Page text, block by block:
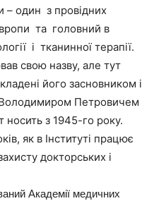
– один з провідних
та головний в
і тканинної терапії.
свою назву, але тут
його засновником і
Петровичем
носить з 1945-го року.
як в Інституті працює
докторських і
Академiї медичних